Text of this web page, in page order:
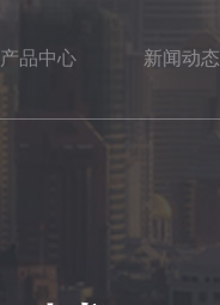
产品中心 新闻动态